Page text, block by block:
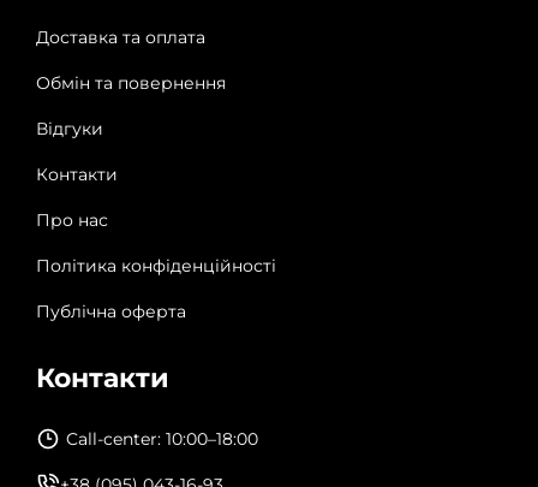
Доставка та оплата
Обмін та повернення
Відгуки
Контакти
Про нас
Політика конфіденційності
Публічна оферта
Контакти
Call-center: 10:00–18:00